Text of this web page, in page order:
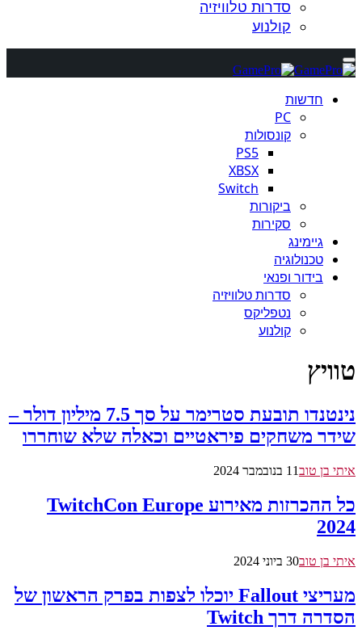
סדרות טלוויזיה
קולנוע
חדשות
PC
קונסולות
PS5
XBSX
Switch
ביקורות
סקירות
גיימינג
טכנולוגיה
בידור ופנאי
סדרות טלוויזיה
נטפליקס
קולנוע
טוויץ
נינטנדו תובעת סטרימר על סך 7.5 מיליון דולר –
שידר משחקים פיראטיים וכאלה שלא שוחררו
איתי בן טוב11 בנובמבר 2024
כל ההכרזות מאירוע TwitchCon Europe
2024
איתי בן טוב30 ביוני 2024
מעריצי Fallout יוכלו לצפות בפרק הראשון של
הסדרה דרך Twitch